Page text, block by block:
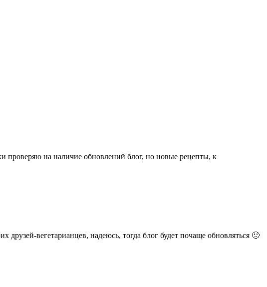
проверяю на наличие обновлений блог, но новые рецепты, к
вегетарианцев, надеюсь, тогда блог будет почаще обновляться 🙂